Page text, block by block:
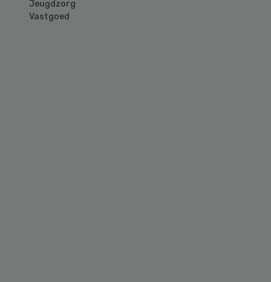
Jeugdzorg
Vastgoed